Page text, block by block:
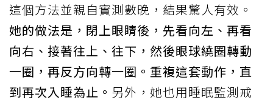
這個方法並親自實測數晚，結果驚人有效。
她的做法是，閉上眼睛後，先看向左、再看
向右、接著往上、往下，然後眼球繞圈轉動
一圈，再反方向轉一圈。重複這套動作，直
到再次入睡為止。 另外，她也用睡眠監測戒